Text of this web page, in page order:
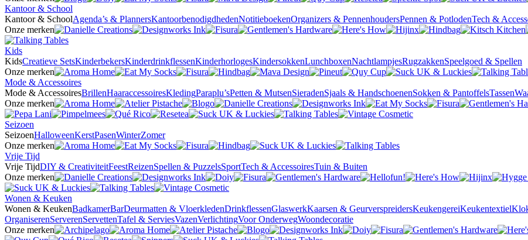
Kantoor & School
Kantoor & SchoolAgenda’s & PlannersKantoorbenodigdhedenNotitieboekenOrganizers & PennenhoudersPennen & PotlodenTech &
Onze merken
Kids
KidsCreatieve SetsKinderbekersKinderdrinkflessenKinderhorlogesKindersokkenLunchboxenNachtlampjesRugzakkenSpeelgoed & Spellen
Onze merken
Mode & Accessoires
Mode & AccessoiresBrillenHaaraccessoiresKledingParaplu’sPetten & MutsenSieradenSjaals & HandschoenenSokken & PantoffelsTassen
Onze merken
Seizoen
SeizoenHalloweenKerstPasenWinterZomer
Onze merken
Vrije Tijd
Vrije TijdDIY & CreativiteitFeestReizenSpellen & PuzzelsSportTech & AccessoiresTuin & Buiten
Onze merken
Wonen & Keuken
Wonen & KeukenBadkamerBarDeurmatten & VloerkledenDrinkflessenGlaswerkKaarsen & GeurverspreidersKeukengereiKeukentextiel
OrganiserenServerenServettenTafel & ServiesVazenVerlichtingVoor OnderwegWoondecoratie
Onze merken